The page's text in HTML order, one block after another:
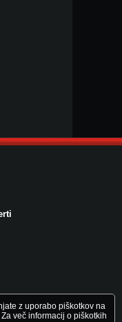
z uporabo piškotkov na
Za več informacij o piškotkih